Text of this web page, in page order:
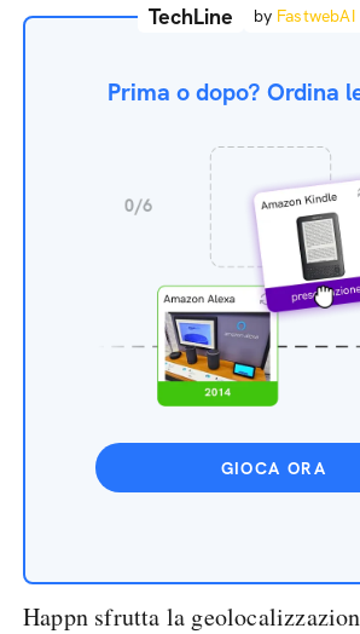
TechLine by FastwebAI
Prima o dopo? Ordina
GIOCA ORA
Happn sfrutta la